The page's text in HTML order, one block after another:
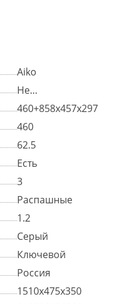
Aiko
Не
сертифицирован
460+858x457x297
460
62.5
Есть
3
Распашные
1.2
Серый
Ключевой
Россия
1510х475х350